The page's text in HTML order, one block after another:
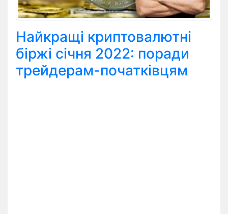
Найкращі криптовалютні
біржі січня 2022: поради
трейдерам-початківцям